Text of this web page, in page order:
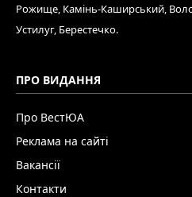
Рожище, Камінь-Каширський,
Устилуг, Берестечко.
ПРО ВИДАННЯ
Про ВестЮА
Реклама на сайті
Вакансії
Контакти